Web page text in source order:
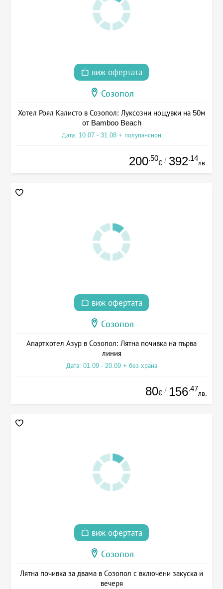
виж офертата
Созопол
Хотел Роял Калисто в Созопол: Луксозни нощувки на 50м
от Bamboo Beach
Дата: 10.07 - 31.08 + полупансион
200.50
€ / 392.14
лв.
виж офертата
Созопол
Апартхотел Азур в Созопол: Лятна почивка на първа
линия
Дата: 01.09 - 20.09 + без храна
80€ / 156.47
лв.
виж офертата
Созопол
Лятна почивка за двама в Созопол с включени закуска и
вечеря